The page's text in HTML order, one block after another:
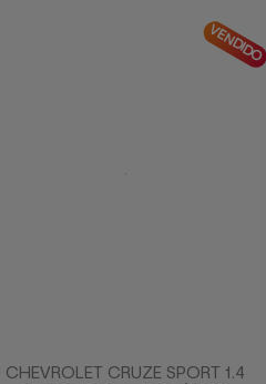
VENDIDO
CHEVROLET CRUZE SPORT 1.4